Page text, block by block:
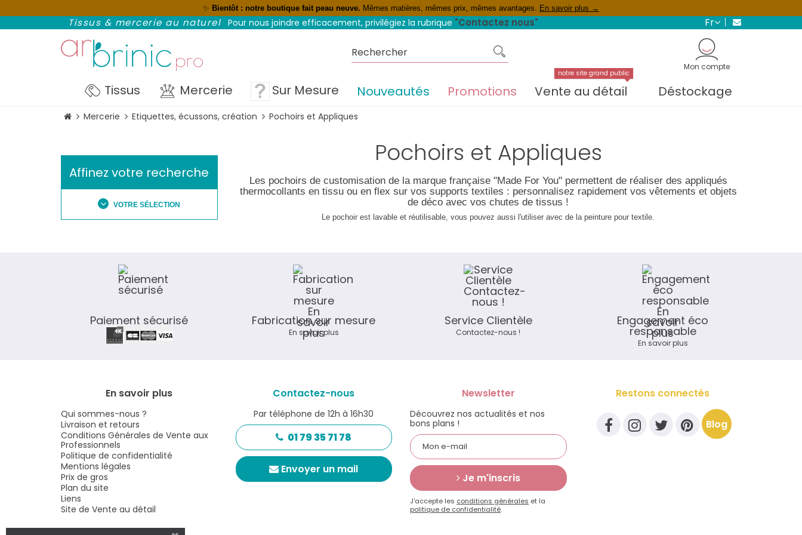
NOUVEAU : réglez avec Paypal et profitez du 4 fois sans frais
✨ Bientôt : notre boutique fait peau neuve. Mêmes matières, mêmes prix, mêmes avantages. En savoir plus →
Tissus & mercerie au naturel Pour nous joindre efficacement, privilégiez la rubrique "Contactez nous" fr
Mon compte
Tissus Mercerie Sur Mesure Nouveautés Promotions Vente au détail
notre site grand public
Déstockage
Mercerie Etiquettes, écussons, création Pochoirs et Appliques
Affinez votre recherche
VOTRE SÉLECTION
Pochoirs et Appliques
Les pochoirs de customisation de la marque française "Made For You" permettent de réaliser des appliqués
thermocollants en tissu ou en flex sur vos supports textiles : personnalisez rapidement vos vêtements et objets
de déco avec vos chutes de tissus !
Le pochoir est lavable et réutilisable, vous pouvez aussi l'utiliser avec de la peinture pour textile.
Paiement sécurisé Fabrication sur mesure
En savoir plus
Service Clientèle
Contactez-nous !
Engagement éco
responsable
En savoir plus
En savoir plus
Qui sommes-nous ?
Livraison et retours
Conditions Générales de Vente aux
Professionnels
Politique de confidentialité
Mentions légales
Prix de gros
Plan du site
Liens
Site de Vente au détail
Contactez-nous
Par téléphone de 12h à 16h30
01 79 35 71 78
Envoyer un mail
Newsletter
Découvrez nos actualités et nos
bons plans !
Je m'inscris
J'accepte les conditions générales et la
politique de confidentialité.
Restons connectés
Blog